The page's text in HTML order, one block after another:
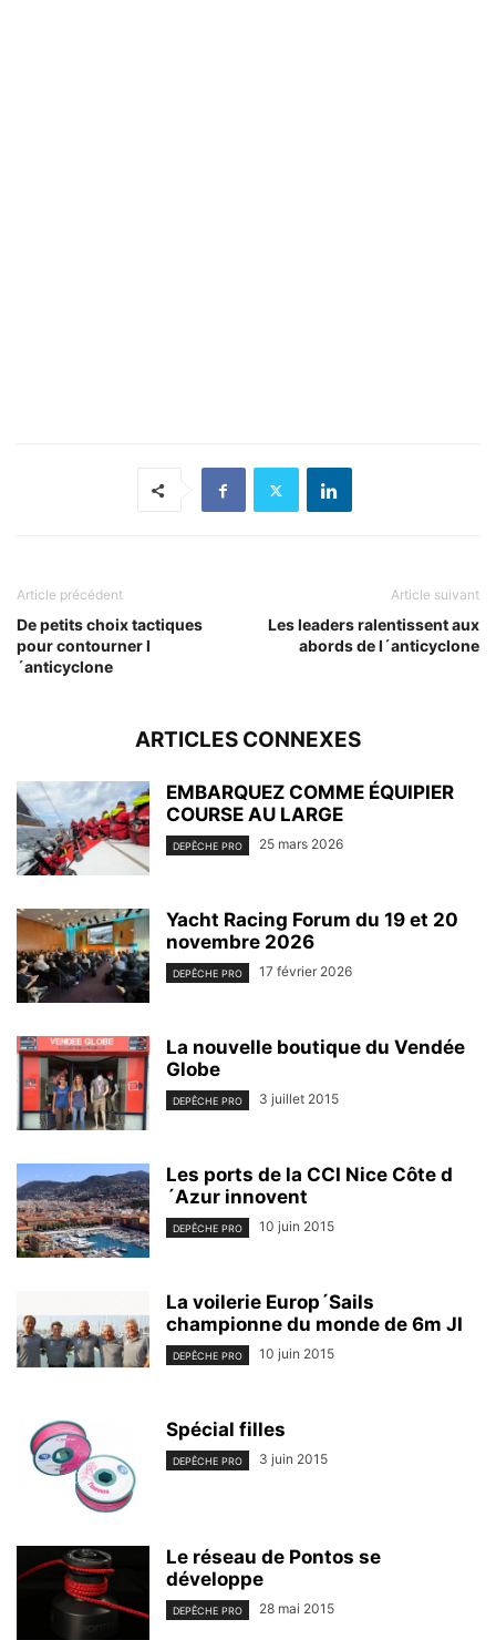
Article précédent
De petits choix tactiques
pour contourner l
´anticyclone
Article suivant
Les leaders ralentissent aux
abords de l´anticyclone
ARTICLES CONNEXES
EMBARQUEZ COMME ÉQUIPIER
COURSE AU LARGE
DEPÊCHE PRO 25 mars 2026
Yacht Racing Forum du 19 et 20
novembre 2026
DEPÊCHE PRO 17 février 2026
La nouvelle boutique du Vendée
Globe
DEPÊCHE PRO 3 juillet 2015
Les ports de la CCI Nice Côte d
´Azur innovent
DEPÊCHE PRO 10 juin 2015
La voilerie Europ´Sails
championne du monde de 6m JI
DEPÊCHE PRO 10 juin 2015
Spécial filles
DEPÊCHE PRO 3 juin 2015
Le réseau de Pontos se
développe
DEPÊCHE PRO 28 mai 2015